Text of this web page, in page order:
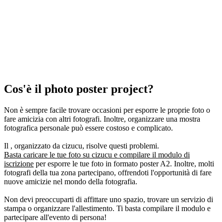
Cos'è il photo poster project?
Non è sempre facile trovare occasioni per esporre le proprie foto o
fare amicizia con altri fotografi. Inoltre, organizzare una mostra
fotografica personale può essere costoso e complicato.
Il , organizzato da cizucu, risolve questi problemi.
Basta caricare le tue foto su cizucu e compilare il modulo di
iscrizione per esporre le tue foto in formato poster A2. Inoltre, molti
fotografi della tua zona partecipano, offrendoti l'opportunità di fare
nuove amicizie nel mondo della fotografia.
Non devi preoccuparti di affittare uno spazio, trovare un servizio di
stampa o organizzare l'allestimento. Ti basta compilare il modulo e
partecipare all'evento di persona!